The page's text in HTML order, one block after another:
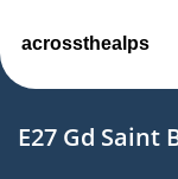
E27 Gd Saint